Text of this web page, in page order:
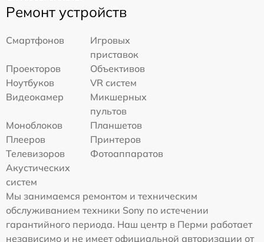
Ремонт устройств
Смартфонов
Игровых
приставок
Проекторов
Объективов
Ноутбуков
VR систем
Видеокамер
Микшерных
пультов
Моноблоков
Планшетов
Плееров
Принтеров
Телевизоров
Фотоаппаратов
Акустических
систем
Мы занимаемся ремонтом и техническим
обслуживанием техники Sony по истечении
гарантийного периода. Наш центр в Перми работает
независимо и не имеет официальной авторизации от